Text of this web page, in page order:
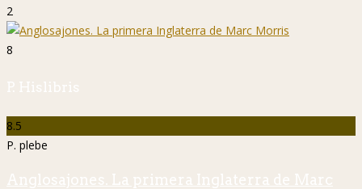
2
8
P. Hislibris
8.5
P. plebe
Anglosajones. La primera Inglaterra de Marc